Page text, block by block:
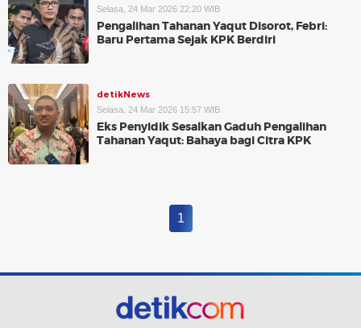
Selasa, 24 Mar 2026 22:20 WIB
Pengalihan Tahanan Yaqut Disorot, Febri:
Baru Pertama Sejak KPK Berdiri
detikNews
Selasa, 24 Mar 2026 15:57 WIB
Eks Penyidik Sesalkan Gaduh Pengalihan
Tahanan Yaqut: Bahaya bagi Citra KPK
1